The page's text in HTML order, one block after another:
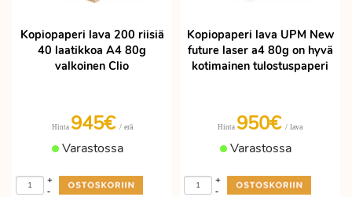
Kopiopaperi lava 200 riisiä
40 laatikkoa A4 80g
valkoinen Clio
Hinta 945€ / erä
Varastossa
-
+
Kopiopaperi lava UPM New
future laser a4 80g on hyvä
kotimainen tulostuspaperi
Hinta 950€ / lava
Varastossa
-
+